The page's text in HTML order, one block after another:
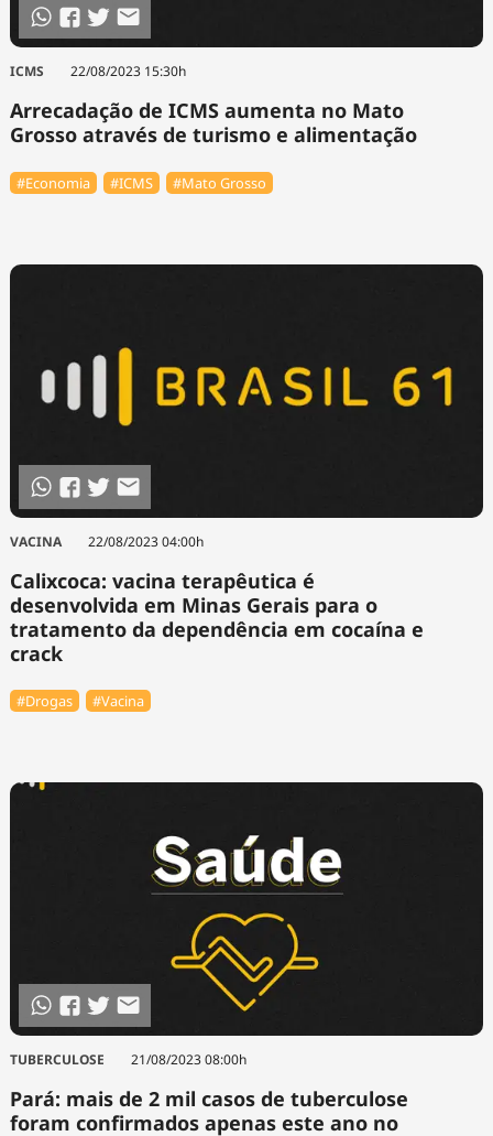
ICMS 22/08/2023 15:30h
Arrecadação de ICMS aumenta no Mato
Grosso através de turismo e alimentação
#Economia #ICMS #Mato Grosso
VACINA 22/08/2023 04:00h
Calixcoca: vacina terapêutica é
desenvolvida em Minas Gerais para o
tratamento da dependência em cocaína e
crack
#Drogas #Vacina
TUBERCULOSE 21/08/2023 08:00h
Pará: mais de 2 mil casos de tuberculose
foram confirmados apenas este ano no